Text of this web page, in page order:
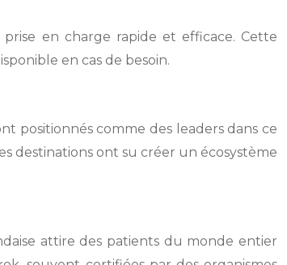
en charge rapide et efficace. Cette
en cas de besoin.
positionnés comme des leaders dans ce
destinations ont su créer un écosystème
attire des patients du monde entier